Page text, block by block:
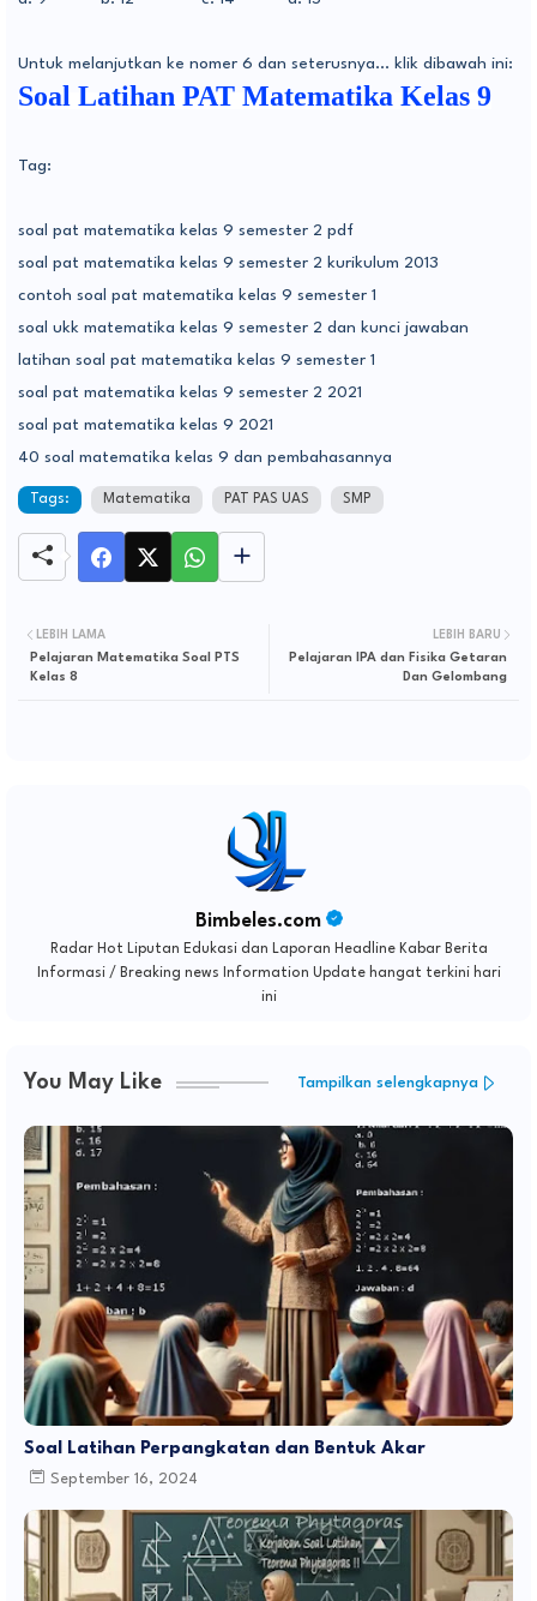
Untuk melanjutkan ke nomer 6 dan seterusnya... klik dibawah ini:
Soal Latihan PAT Matematika Kelas 9
Tag:
soal pat matematika kelas 9 semester 2 pdf
soal pat matematika kelas 9 semester 2 kurikulum 2013
contoh soal pat matematika kelas 9 semester 1
soal ukk matematika kelas 9 semester 2 dan kunci jawaban
latihan soal pat matematika kelas 9 semester 1
soal pat matematika kelas 9 semester 2 2021
soal pat matematika kelas 9 2021
40 soal matematika kelas 9 dan pembahasannya
Tags: Matematika PAT PAS UAS SMP
LEBIH BARU
Pelajaran IPA dan Fisika Getaran
Dan Gelombang
LEBIH LAMA
Pelajaran Matematika Soal PTS
Kelas 8
Bimbeles.com
Radar Hot Liputan Edukasi dan Laporan Headline Kabar Berita
Informasi / Breaking news Information Update hangat terkini hari
ini
You May Like Tampilkan selengkapnya
Soal Latihan Perpangkatan dan Bentuk Akar
September 16, 2024